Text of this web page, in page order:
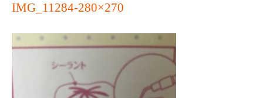
IMG_11284-280×270